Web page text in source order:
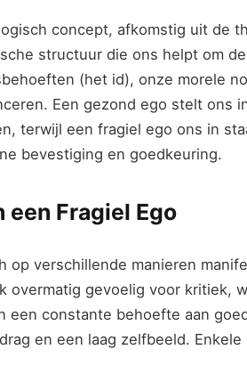
concept, afkomstig uit de
structuur die ons helpt om
(het id), onze morele
Een gezond ego stelt ons
terwijl een fragiel ego ons in
bevestiging en goedkeuring.
een Fragiel Ego
op verschillende manieren
overmatig gevoelig voor kritiek,
een constante behoefte aan
en een laag zelfbeeld.